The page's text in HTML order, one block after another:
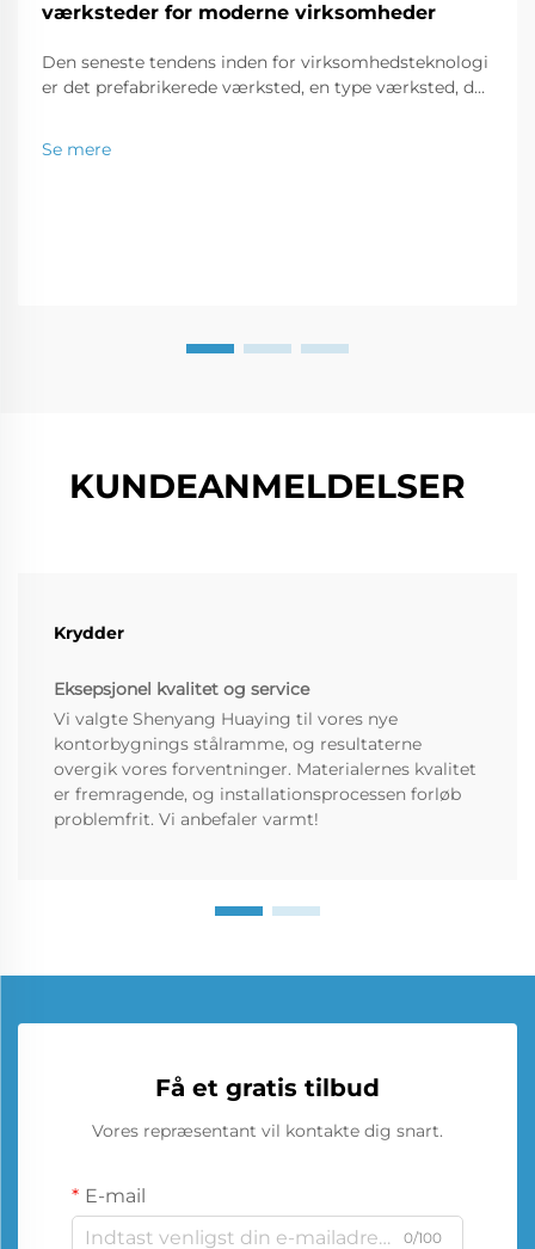
værksteder for moderne virksomheder
Den seneste tendens inden for virksomhedsteknologi
er det prefabrikerede værksted, en type værksted, der
Denne moderne bygningstype er en perfekt løsning
Se mere
KUNDEANMELDELSER
Krydder
Eksepsjonel kvalitet og service
Vi valgte Shenyang Huaying til vores nye
kontorbygnings stålramme, og resultaterne
overgik vores forventninger. Materialernes kvalitet
er fremragende, og installationsprocessen forløb
problemfrit. Vi anbefaler varmt!
Få et gratis tilbud
Vores repræsentant vil kontakte dig snart.
E-mail
0/100